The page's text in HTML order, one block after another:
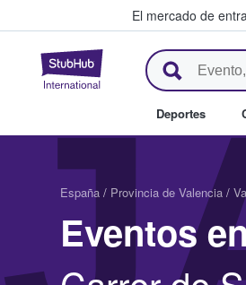
El mercado de
StubHub:
Deportes
España / Provincia de Valencia /
Eventos